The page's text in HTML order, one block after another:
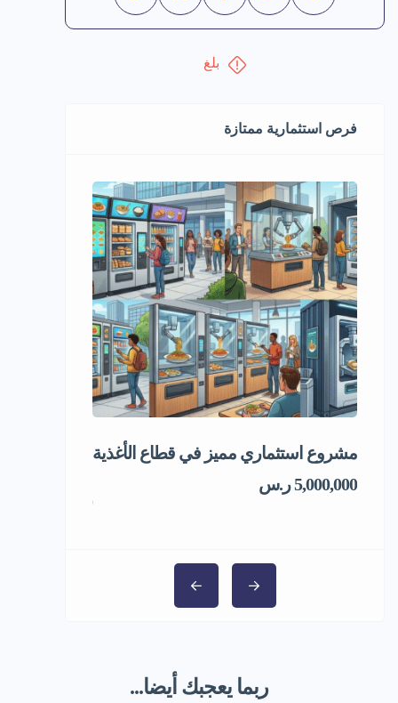
بلغ
فرص استثمارية ممتازة
مشروع استثماري مميز في قطاع الأغذية
5,000,000 ر.س
ربما يعجبك أيضا...